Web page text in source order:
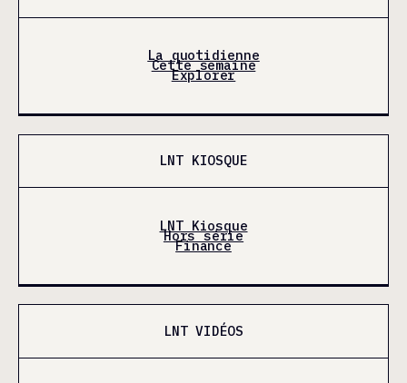
La quotidienne
Cette semaine
Explorer
LNT KIOSQUE
LNT Kiosque
Hors série
Finance
LNT VIDÉOS